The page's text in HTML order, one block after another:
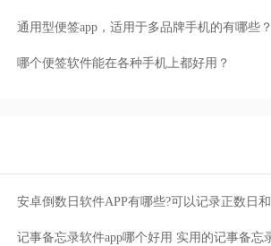
通用型便签app，适用于多品牌手机的有哪些？
哪个便签软件能在各种手机上都好用？